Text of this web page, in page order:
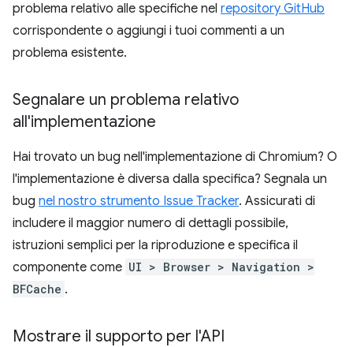
problema relativo alle specifiche nel repository GitHub
corrispondente o aggiungi i tuoi commenti a un
problema esistente.
Segnalare un problema relativo
all'implementazione
Hai trovato un bug nell'implementazione di Chromium? O
l'implementazione è diversa dalla specifica? Segnala un
bug nel nostro strumento Issue Tracker. Assicurati di
includere il maggior numero di dettagli possibile,
istruzioni semplici per la riproduzione e specifica il
componente come UI > Browser > Navigation >
BFCache .
Mostrare il supporto per l'API